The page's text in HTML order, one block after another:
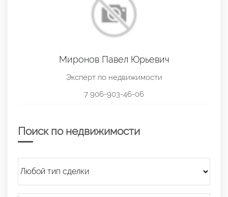
Миронов Павел Юрьевич
Эксперт по недвижимости
7 906-903-46-06
Поиск по недвижимости